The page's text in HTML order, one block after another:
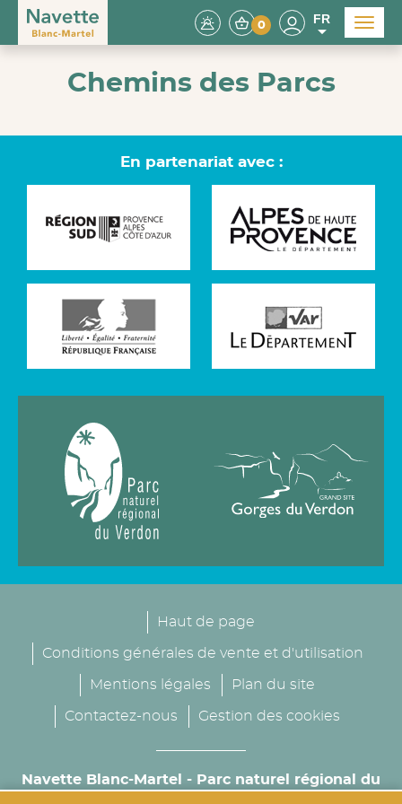
Chemins des Parcs
En partenariat avec :
Haut de page
Conditions générales de vente et d'utilisation
Mentions légales Plan du site
Contactez-nous Gestion des cookies
Navette Blanc-Martel - Parc naturel régional du
0 FR Menu